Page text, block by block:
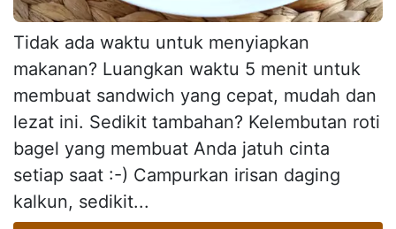
Tidak ada waktu untuk menyiapkan
makanan? Luangkan waktu 5 menit untuk
membuat sandwich yang cepat, mudah dan
lezat ini. Sedikit tambahan? Kelembutan roti
bagel yang membuat Anda jatuh cinta
setiap saat :-) Campurkan irisan daging
kalkun, sedikit...